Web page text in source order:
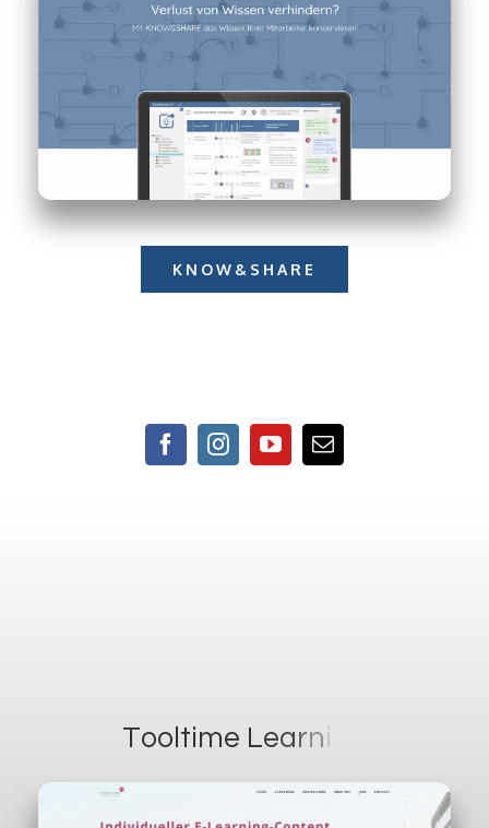
KNOW&SHARE